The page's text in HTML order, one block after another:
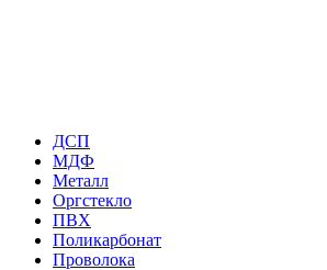
ДСП
МДФ
Металл
Оргстекло
ПВХ
Поликарбонат
Проволока